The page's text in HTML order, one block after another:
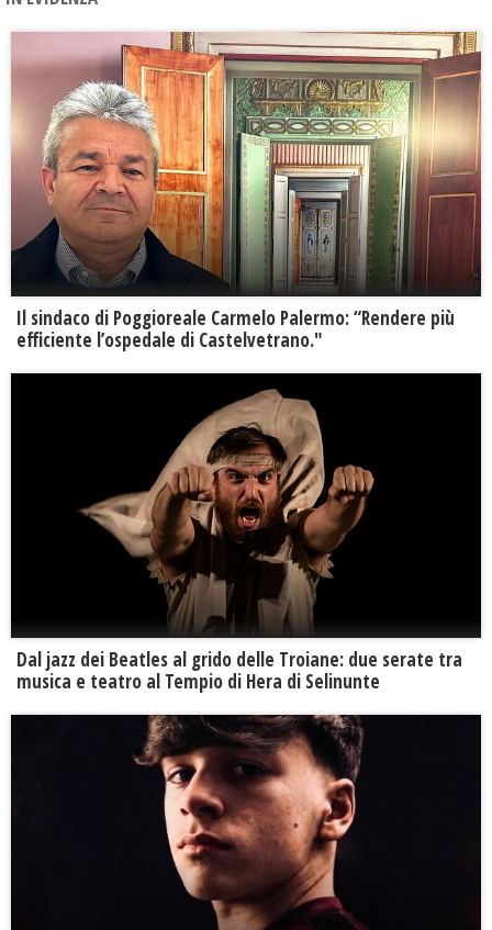
Il sindaco di Poggioreale Carmelo Palermo: “Rendere più
efficiente l’ospedale di Castelvetrano."
Dal jazz dei Beatles al grido delle Troiane: due serate tra
musica e teatro al Tempio di Hera di Selinunte